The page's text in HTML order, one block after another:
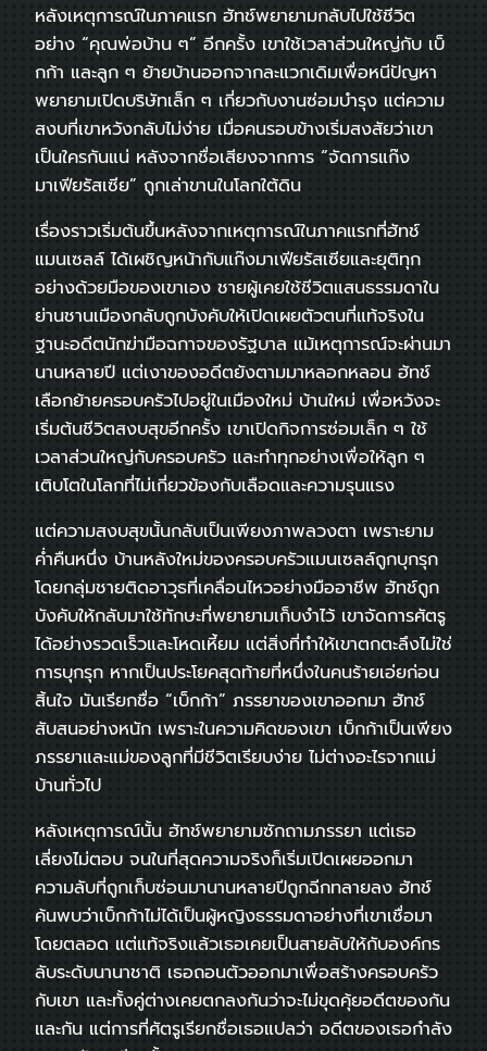
หลังเหตุการณ์ในภาคแรก ฮัทช์พยายามกลับไปใช้ชีวิต
อย่าง “คุณพ่อบ้าน ๆ” อีกครั้ง เขาใช้เวลาส่วนใหญ่กับ เบ็
กก้า และลูก ๆ ย้ายบ้านออกจากละแวกเดิมเพื่อหนีปัญหา
พยายามเปิดบริษัทเล็ก ๆ เกี่ยวกับงานซ่อมบำรุง แต่ความ
สงบที่เขาหวังกลับไม่ง่าย เมื่อคนรอบข้างเริ่มสงสัยว่าเขา
เป็นใครกันแน่ หลังจากชื่อเสียงจากการ “จัดการแก๊ง
มาเฟียรัสเซีย” ถูกเล่าขานในโลกใต้ดิน
เรื่องราวเริ่มต้นขึ้นหลังจากเหตุการณ์ในภาคแรกที่ฮัทช์
แมนเซลล์ ได้เผชิญหน้ากับแก๊งมาเฟียรัสเซียและยุติทุก
อย่างด้วยมือของเขาเอง ชายผู้เคยใช้ชีวิตแสนธรรมดาใน
ย่านชานเมืองกลับถูกบังคับให้เปิดเผยตัวตนที่แท้จริงใน
ฐานะอดีตนักฆ่ามือฉกาจของรัฐบาล แม้เหตุการณ์จะผ่านมา
นานหลายปี แต่เงาของอดีตยังตามมาหลอกหลอน ฮัทช์
เลือกย้ายครอบครัวไปอยู่ในเมืองใหม่ บ้านใหม่ เพื่อหวังจะ
เริ่มต้นชีวิตสงบสุขอีกครั้ง เขาเปิดกิจการซ่อมเล็ก ๆ ใช้
เวลาส่วนใหญ่กับครอบครัว และทำทุกอย่างเพื่อให้ลูก ๆ
เติบโตในโลกที่ไม่เกี่ยวข้องกับเลือดและความรุนแรง
แต่ความสงบสุขนั้นกลับเป็นเพียงภาพลวงตา เพราะยาม
ค่ำคืนหนึ่ง บ้านหลังใหม่ของครอบครัวแมนเซลล์ถูกบุกรุก
โดยกลุ่มชายติดอาวุธที่เคลื่อนไหวอย่างมืออาชีพ ฮัทช์ถูก
บังคับให้กลับมาใช้ทักษะที่พยายามเก็บงำไว้ เขาจัดการศัตรู
ได้อย่างรวดเร็วและโหดเหี้ยม แต่สิ่งที่ทำให้เขาตกตะลึงไม่ใช่
การบุกรุก หากเป็นประโยคสุดท้ายที่หนึ่งในคนร้ายเอ่ยก่อน
สิ้นใจ มันเรียกชื่อ “เบ็กก้า” ภรรยาของเขาออกมา ฮัทช์
สับสนอย่างหนัก เพราะในความคิดของเขา เบ็กก้าเป็นเพียง
ภรรยาและแม่ของลูกที่มีชีวิตเรียบง่าย ไม่ต่างอะไรจากแม่
บ้านทั่วไป
หลังเหตุการณ์นั้น ฮัทช์พยายามซักถามภรรยา แต่เธอ
เลี่ยงไม่ตอบ จนในที่สุดความจริงก็เริ่มเปิดเผยออกมา
ความลับที่ถูกเก็บซ่อนมานานหลายปีถูกฉีกทลายลง ฮัทช์
ค้นพบว่าเบ็กก้าไม่ได้เป็นผู้หญิงธรรมดาอย่างที่เขาเชื่อมา
โดยตลอด แต่แท้จริงแล้วเธอเคยเป็นสายลับให้กับองค์กร
ลับระดับนานาชาติ เธอถอนตัวออกมาเพื่อสร้างครอบครัว
กับเขา และทั้งคู่ต่างเคยตกลงกันว่าจะไม่ขุดคุ้ยอดีตของกัน
และกัน แต่การที่ศัตรูเรียกชื่อเธอแปลว่า อดีตของเธอกำลัง